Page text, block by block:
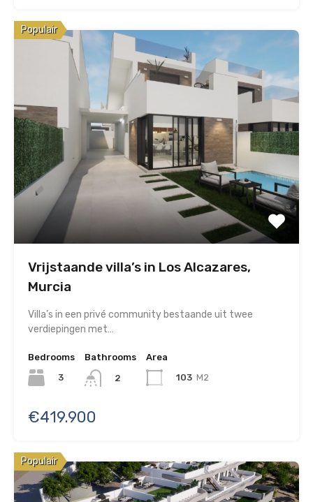
Populair
Vrijstaande villa’s in Los Alcazares,
Murcia
Villa’s in een privé community bestaande uit twee
verdiepingen met…
Bedrooms
3
Bathrooms
2
Area
103 M2
€419.900
Populair